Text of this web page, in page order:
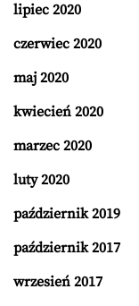
lipiec 2020
czerwiec 2020
maj 2020
kwiecień 2020
marzec 2020
luty 2020
październik 2019
październik 2017
wrzesień 2017